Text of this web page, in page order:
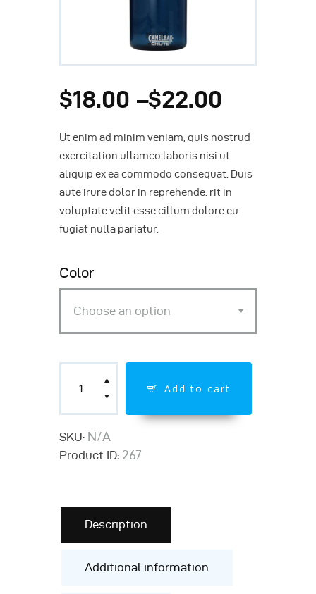
$18.00 –$22.00
Ut enim ad minim veniam, quis nostrud
exercitation ullamco laboris nisi ut
aliquip ex ea commodo consequat. Duis
aute irure dolor in reprehende. rit in
voluptate velit esse cillum dolore eu
fugiat nulla pariatur.
Color
Add to cart
SKU: N/A
Product ID: 267
Description
Additional information